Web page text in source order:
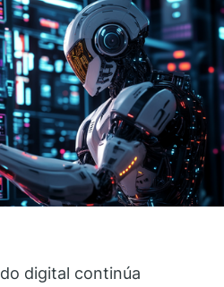
digital continúa